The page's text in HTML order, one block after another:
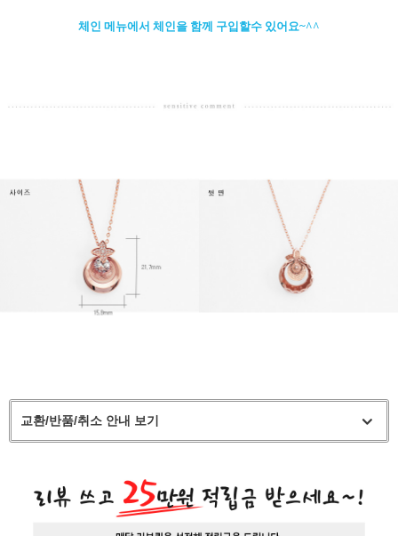
체인 메뉴에서 체인을 함께 구입할수 있어요~^^
교환/반품/취소 안내 보기